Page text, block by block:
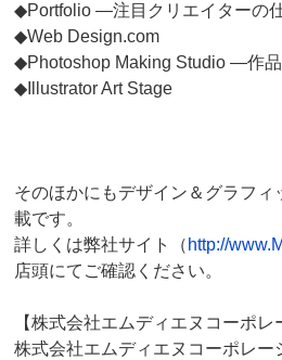
◆Portfolio ―注目クリエイターの
◆Web Design.com
◆Photoshop Making Studio ―作
◆Illustrator Art Stage
そのほかにもデザイン＆グラフィ
載です。
詳しくは弊社サイト（ http://
店頭にてご確認ください。
【株式会社エムディエヌコーポレ
株式会社エムディエヌコーポレー